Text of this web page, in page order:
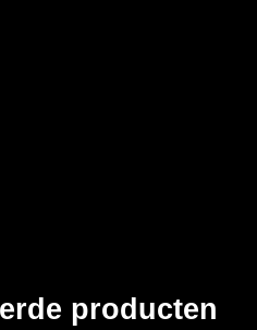
producten